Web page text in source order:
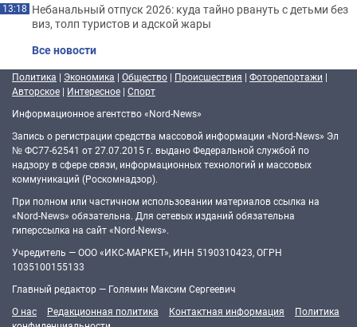
13:18 Небанальный отпуск 2026: куда тайно рвануть с детьми без
виз, толп туристов и адской жары
Все новости
Политика | Экономика | Общество | Происшествия | Фоторепортажи |
Авторское | Интересное | Спорт
Информационное агентство «Nord-News»
Запись о регистрации средства массовой информации «Nord-News» Эл
№ ФС77-62541 от 27.07.2015 г. выдано Федеральной службой по
надзору в сфере связи, информационных технологий и массовых
коммуникаций (Роскомнадзор).
При полном или частичном использовании материалов ссылка на
«Nord-News» обязательна. Для сетевых изданий обязательна
гиперссылка на сайт «Nord-News».
Учредитель — ООО «ИКС-МАРКЕТ», ИНН 5190310423, ОГРН
1035100155133
Главный редактор — Голямин Максим Сергеевич
О нас
Редакционная политика Контактная информация
Политика